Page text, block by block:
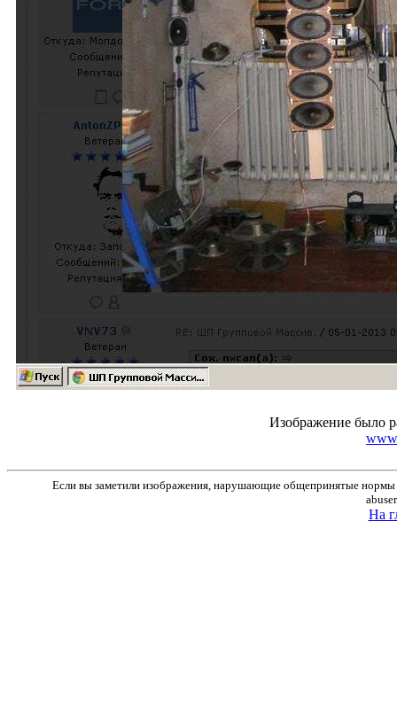
Изображение было
Если вы заметили изображения, нарушающие общепринятые нормы
На